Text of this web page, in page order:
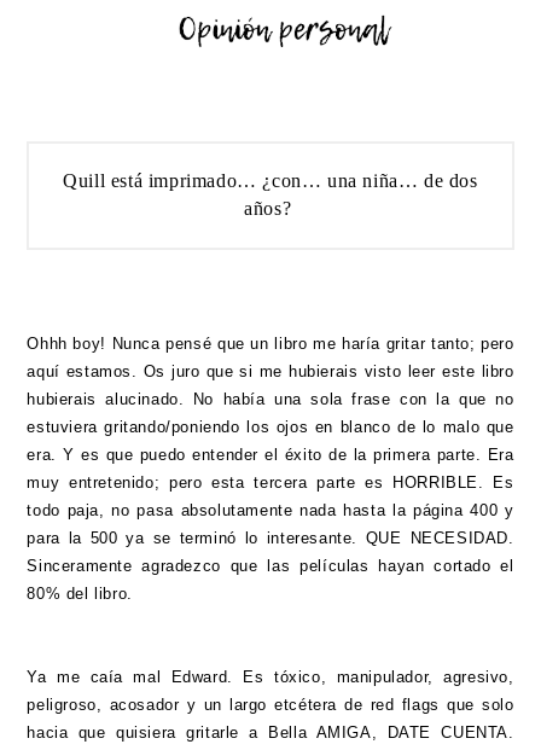
Quill está imprimado… ¿con… una niña… de dos
años?
Ohhh boy! Nunca pensé que un libro me haría gritar tanto; pero
aquí estamos. Os juro que si me hubierais visto leer este libro
hubierais alucinado. No había una sola frase con la que no
estuviera gritando/poniendo los ojos en blanco de lo malo que
era. Y es que puedo entender el éxito de la primera parte. Era
muy entretenido; pero esta tercera parte es HORRIBLE. Es
todo paja, no pasa absolutamente nada hasta la página 400 y
para la 500 ya se terminó lo interesante. QUE NECESIDAD.
Sinceramente agradezco que las películas hayan cortado el
80% del libro.
Ya me caía mal Edward. Es tóxico, manipulador, agresivo,
peligroso, acosador y un largo etcétera de red flags que solo
hacia que quisiera gritarle a Bella AMIGA, DATE CUENTA.